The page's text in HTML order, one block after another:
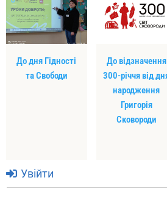
До дня Гідності
та Свободи
До відзначення
300-річчя від
народження
Григорія
Сковороди
Увійти